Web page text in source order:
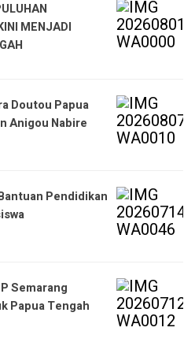
MENJADI
Doutou Papua
Anigou Nabire
Pendidikan
Semarang
Papua Tengah